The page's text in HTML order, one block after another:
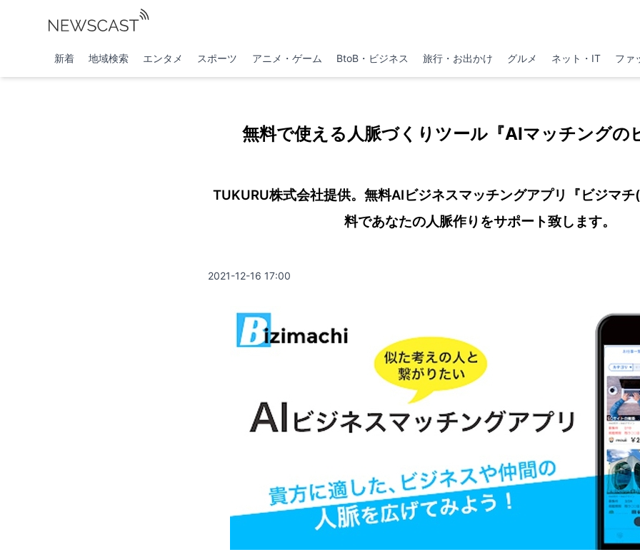
新着 地域検索 エンタメ スポーツ アニメ・ゲーム BtoB・ビジネス 旅行・お出かけ グルメ ネット・IT ファ
無料で使える人脈づくりツール『AIマッチングの
TUKURU株式会社提供。無料AIビジネスマッチングアプリ『ビジマ
料であなたの人脈作りをサポート致します。
2021-12-16 17:00